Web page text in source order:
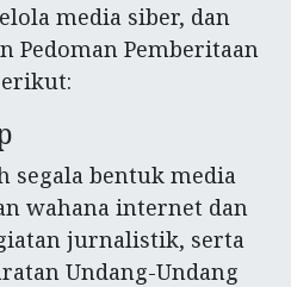
media siber, dan
Pedoman Pemberitaan
segala bentuk media
wahana internet dan
jurnalistik, serta
Undang-Undang